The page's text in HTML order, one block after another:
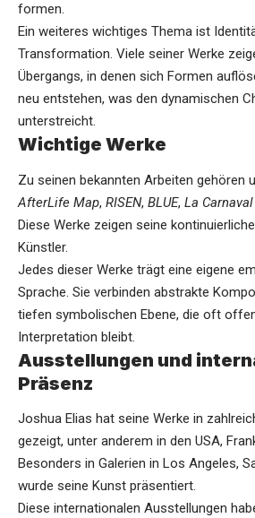
formen.
Ein weiteres wichtiges Thema ist
Transformation. Viele seiner Werke
Übergangs, in denen sich Formen
neu entstehen, was den dynamischen
unterstreicht.
Wichtige Werke
Zu seinen bekannten Arbeiten gehören
AfterLife Map, RISEN, BLUE, La Carnaval
Diese Werke zeigen seine
Künstler.
Jedes dieser Werke trägt eine eigene
Sprache. Sie verbinden abstrakte
tiefen symbolischen Ebene, die oft
Interpretation bleibt.
Ausstellungen und
Präsenz
Joshua Elias hat seine Werke in
gezeigt, unter anderem in den USA,
Besonders in Galerien in Los Angeles,
wurde seine Kunst präsentiert.
Diese internationalen Ausstellungen